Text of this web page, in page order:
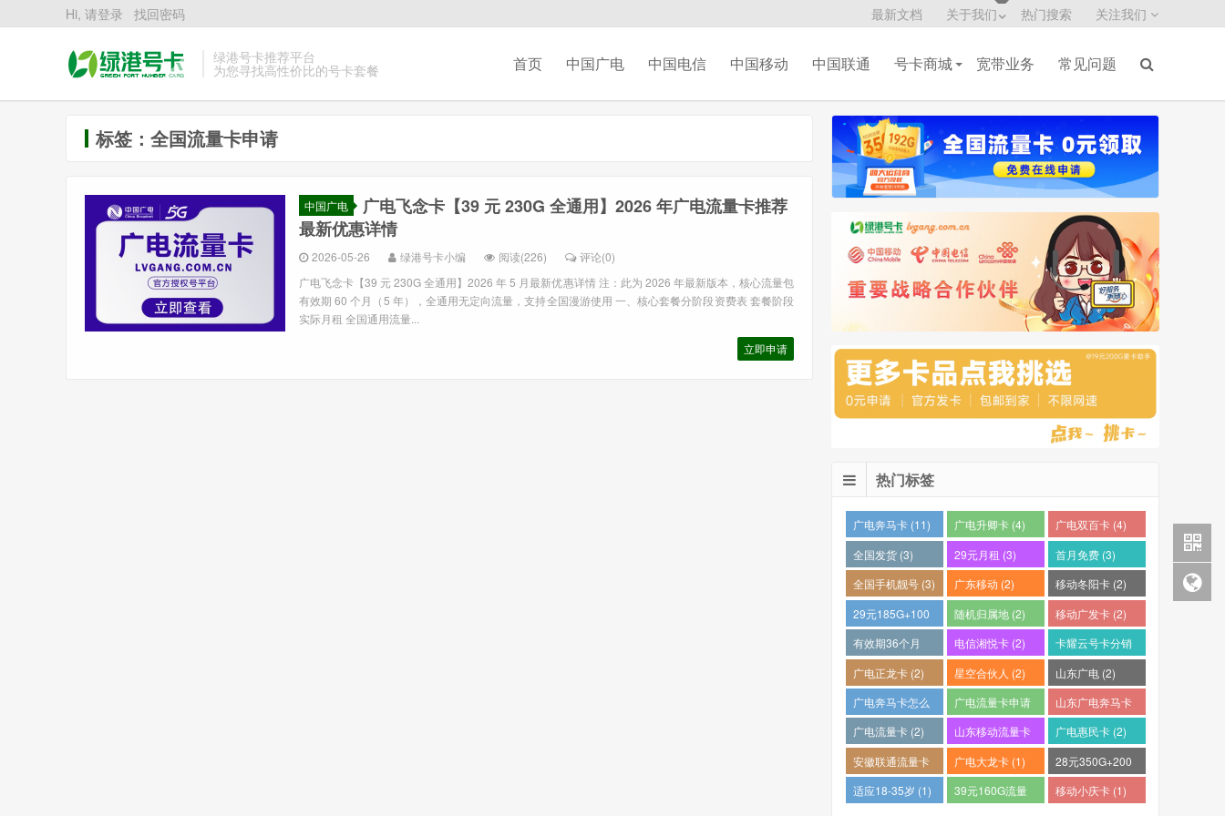
最新文档 关于我们 热门搜索 关注我们
Hi, 请登录 找回密码
绿港号卡推荐平台
为您寻找高性价比的号卡套餐 首页 中国广电 中国电信 中国移动 中国联通 号卡商城 宽带业务 常见问题
标签：全国流量卡申请
中国广电
广电飞念卡【39 元 230G 全通用】2026 年广电流量卡推荐
最新优惠详情
2026-05-26 绿港号卡小编 阅读(226)
评论(0)
广电飞念卡【39 元 230G 全通用】2026 年 5 月最新优惠详情 注：此为 2026 年最新版本，核心流量包
有效期 60 个月（5 年），全通用无定向流量，支持全国漫游使用 一、核心套餐分阶段资费表 套餐阶段
实际月租 全国通用流量...
立即申请
热门标签
广电奔马卡 (11) 广电升卿卡 (4)
广电双百卡 (4)
全国发货 (3)
29元月租 (3)
首月免费 (3)
全国手机靓号 (3)
广东移动 (2)
移动冬阳卡 (2)
29元185G+100
分钟 (2)
随机归属地 (2)
移动广发卡 (2)
有效期36个月
(2)
电信湘悦卡 (2)
卡耀云号卡分销
平台 (2)
广电正龙卡 (2) 星空合伙人 (2)
山东广电 (2)
广电奔马卡怎么
样？ (2)
广电流量卡申请
(2)
山东广电奔马卡
(2)
广电流量卡 (2)
山东移动流量卡
(2)
广电惠民卡 (2)
安徽联通流量卡
(2)
广电大龙卡 (1)
28元350G+200
分钟 (1)
适应18-35岁 (1)
39元160G流量
移动小庆卡 (1)